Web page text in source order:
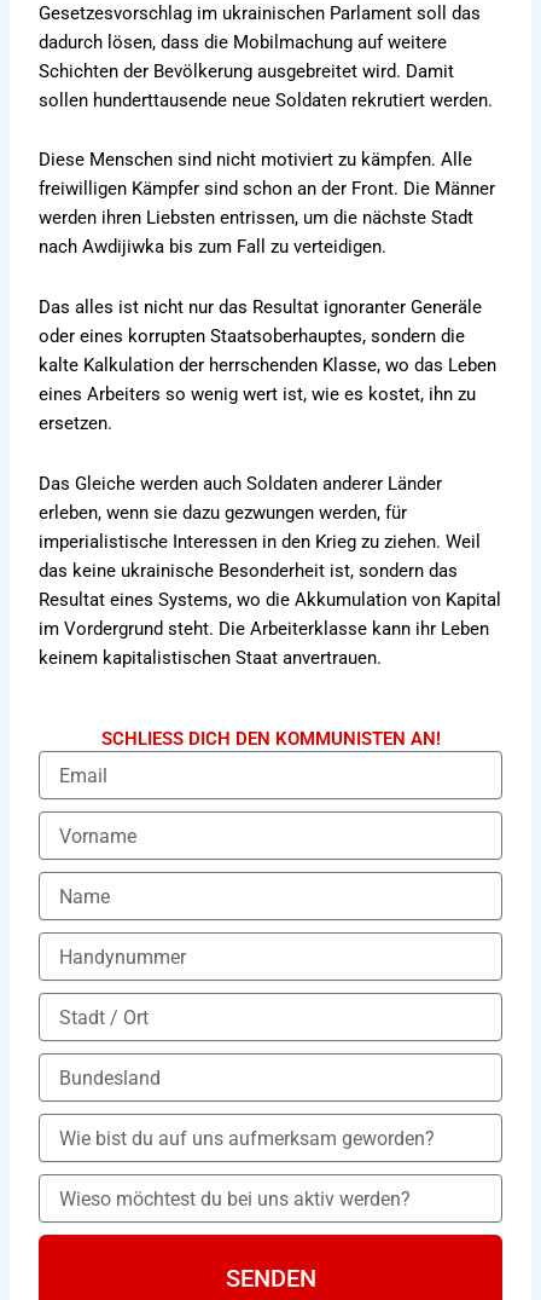
Gesetzesvorschlag im ukrainischen Parlament soll das
dadurch lösen, dass die Mobilmachung auf weitere
Schichten der Bevölkerung ausgebreitet wird. Damit
sollen hunderttausende neue Soldaten rekrutiert werden.
Diese Menschen sind nicht motiviert zu kämpfen. Alle
freiwilligen Kämpfer sind schon an der Front. Die Männer
werden ihren Liebsten entrissen, um die nächste Stadt
nach Awdijiwka bis zum Fall zu verteidigen.
Das alles ist nicht nur das Resultat ignoranter Generäle
oder eines korrupten Staatsoberhauptes, sondern die
kalte Kalkulation der herrschenden Klasse, wo das Leben
eines Arbeiters so wenig wert ist, wie es kostet, ihn zu
ersetzen.
Das Gleiche werden auch Soldaten anderer Länder
erleben, wenn sie dazu gezwungen werden, für
imperialistische Interessen in den Krieg zu ziehen. Weil
das keine ukrainische Besonderheit ist, sondern das
Resultat eines Systems, wo die Akkumulation von Kapital
im Vordergrund steht. Die Arbeiterklasse kann ihr Leben
keinem kapitalistischen Staat anvertrauen.
SCHLIESS DICH DEN KOMMUNISTEN AN!
SENDEN